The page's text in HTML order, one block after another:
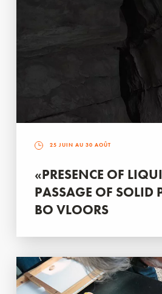
25 JUIN AU 30 AOÛT
«PRESENCE OF
PASSAGE OF SOLID
BO VLOORS